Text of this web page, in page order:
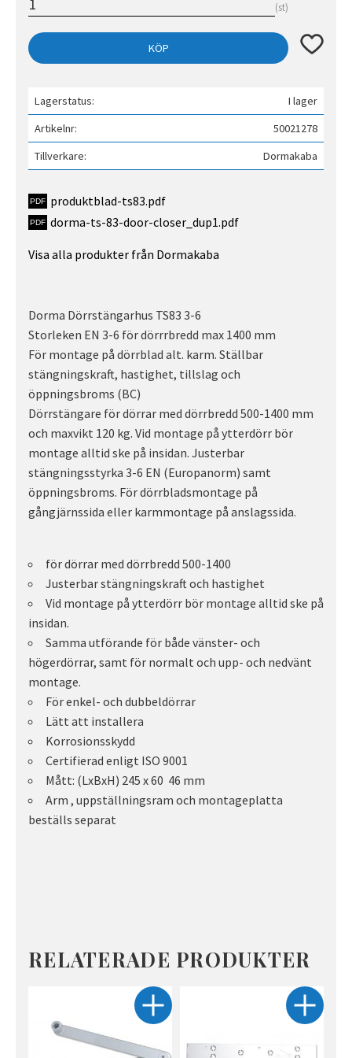
st
KÖP Lägg till
Lagerstatus
I lager
Artikelnr
50021278
Tillverkare
Dormakaba
produktblad-ts83.pdf
dorma-ts-83-door-closer_dup1.pdf
Visa alla produkter från Dormakaba
Dorma Dörrstängarhus TS83 3-6
Storleken EN 3-6 för dörrrbredd max 1400 mm
För montage på dörrblad alt. karm. Ställbar
stängningskraft, hastighet, tillslag och
öppningsbroms (BC)
Dörrstängare för dörrar med dörrbredd 500-1400 mm
och maxvikt 120 kg. Vid montage på ytterdörr bör
montage alltid ske på insidan. Justerbar
stängningsstyrka 3-6 EN (Europanorm) samt
öppningsbroms. För dörrbladsmontage på
gångjärnssida eller karmmontage på anslagssida.
för dörrar med dörrbredd 500-1400
Justerbar stängningskraft och hastighet
Vid montage på ytterdörr bör montage alltid ske på
insidan.
Samma utförande för både vänster- och
högerdörrar, samt för normalt och upp- och nedvänt
montage.
För enkel- och dubbeldörrar
Lätt att installera
Korrosionsskydd
Certifierad enligt ISO 9001
Mått: (LxBxH) 245 x 60 46 mm
Arm , uppställningsram och montageplatta
beställs separat
RELATERADE PRODUKTER